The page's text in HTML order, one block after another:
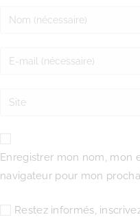
Enregistrer mon nom, mon
navigateur pour mon
Restez informés,